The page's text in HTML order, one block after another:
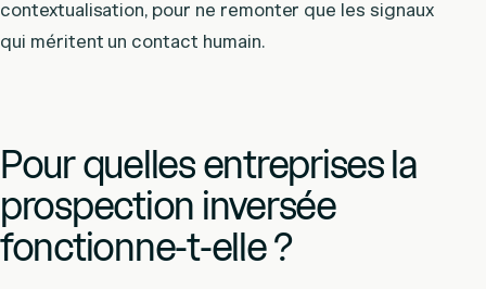
contextualisation, pour ne remonter que les signaux
qui méritent un contact humain.
Pour quelles entreprises la
prospection inversée
fonctionne-t-elle ?